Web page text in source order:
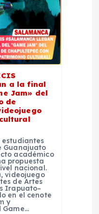
a la final
Jam» del
de
estudiantes
Guanajuato
académico
propuesta
nacional.
videojuego
de Artes
Irapuato–
en el cenote
y
Game…